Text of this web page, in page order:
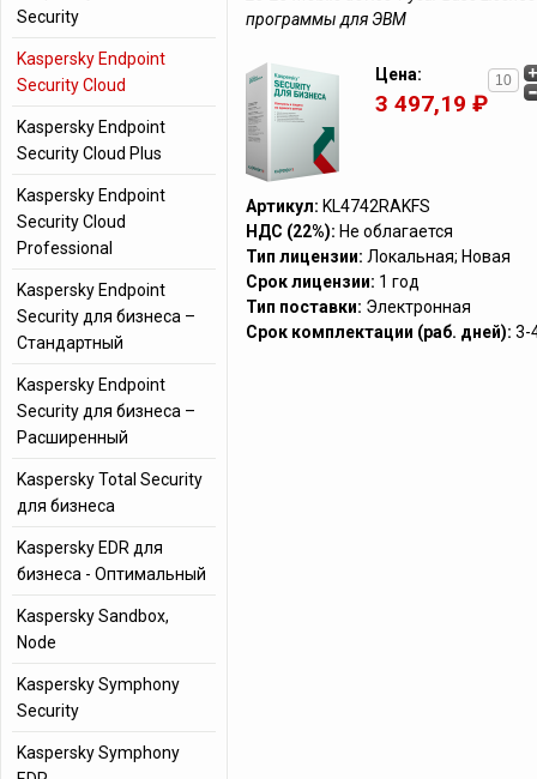
программы для ЭВМ
Цена:
3 497,19 ₽
Артикул: KL4742RAKFS
НДС (22%): Не облагается
Тип лицензии: Локальная; Новая
Срок лицензии: 1 год
Тип поставки: Электронная
Срок комплектации (раб. дней): 3-
Security
Kaspersky Endpoint
Security Cloud
Kaspersky Endpoint
Security Cloud Plus
Kaspersky Endpoint
Security Cloud
Professional
Kaspersky Endpoint
Security для бизнеса –
Стандартный
Kaspersky Endpoint
Security для бизнеса –
Расширенный
Kaspersky Total Security
для бизнеса
Kaspersky EDR для
бизнеса - Оптимальный
Kaspersky Sandbox,
Node
Kaspersky Symphony
Security
Kaspersky Symphony